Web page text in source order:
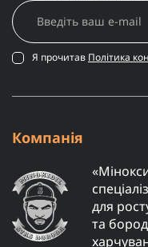
Я прочитав Політика
Компанія
для
та